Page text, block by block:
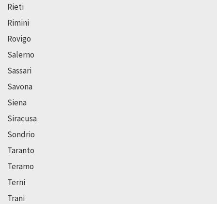
Rieti
Rimini
Rovigo
Salerno
Sassari
Savona
Siena
Siracusa
Sondrio
Taranto
Teramo
Terni
Trani